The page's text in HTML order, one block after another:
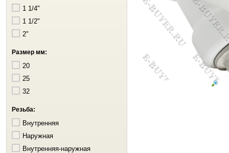
1 1/4"
1 1/2"
2"
Размер мм:
20
25
32
Резьба:
Внутренняя
Наружная
Внутренняя-наружная